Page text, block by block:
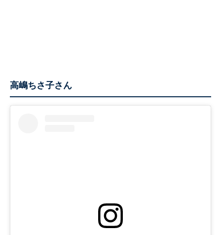
高嶋ちさ子さん